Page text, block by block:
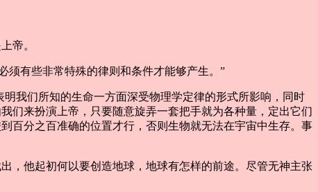
帝。
须有些非常特殊的律则和条件才能够产生。”
我们所知的生命一方面深受物理学定律的形式所影响，同时
们来扮演上帝，只要随意旋弄一套把手就为各种量，定出它们
百分之百准确的位置才行，否则生物就无法在宇宙中生存。事
，他起初何以要创造地球，地球有怎样的前途。尽管无神主张